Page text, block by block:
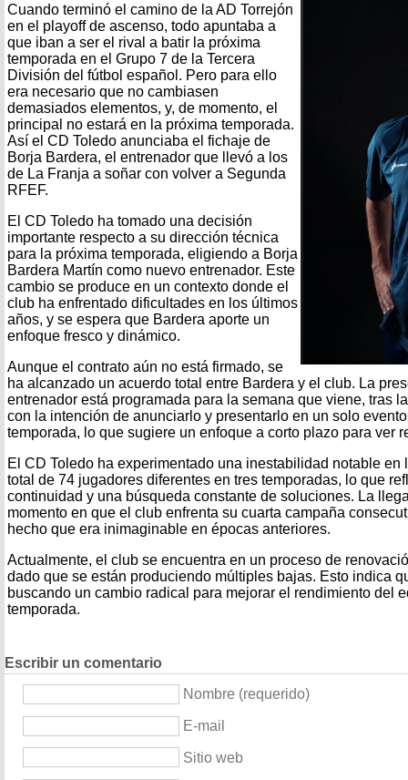
Cuando terminó el camino de la AD Torrejón
en el playoff de ascenso, todo apuntaba a
que iban a ser el rival a batir la próxima
temporada en el Grupo 7 de la Tercera
División del fútbol español. Pero para ello
era necesario que no cambiasen
demasiados elementos, y, de momento, el
principal no estará en la próxima temporada.
Así el CD Toledo anunciaba el fichaje de
Borja Bardera, el entrenador que llevó a los
de La Franja a soñar con volver a Segunda
RFEF.
El CD Toledo ha tomado una decisión
importante respecto a su dirección técnica
para la próxima temporada, eligiendo a Borja
Bardera Martín como nuevo entrenador. Este
cambio se produce en un contexto donde el
club ha enfrentado dificultades en los últimos
años, y se espera que Bardera aporte un
enfoque fresco y dinámico.
Aunque el contrato aún no está firmado, se
ha alcanzado un acuerdo total entre Bardera y el club. La
entrenador está programada para la semana que viene, tras
con la intención de anunciarlo y presentarlo en un solo
temporada, lo que sugiere un enfoque a corto plazo para ver
El CD Toledo ha experimentado una inestabilidad notable en
total de 74 jugadores diferentes en tres temporadas, lo que
continuidad y una búsqueda constante de soluciones. La
momento en que el club enfrenta su cuarta campaña
hecho que era inimaginable en épocas anteriores.
Actualmente, el club se encuentra en un proceso de
dado que se están produciendo múltiples bajas. Esto indica
buscando un cambio radical para mejorar el rendimiento del
temporada.
Escribir un comentario
Nombre (requerido)
E-mail
Sitio web